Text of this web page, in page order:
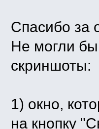
Спасибо за
Не могли
скриншоты:
1) окно,
на кнопку